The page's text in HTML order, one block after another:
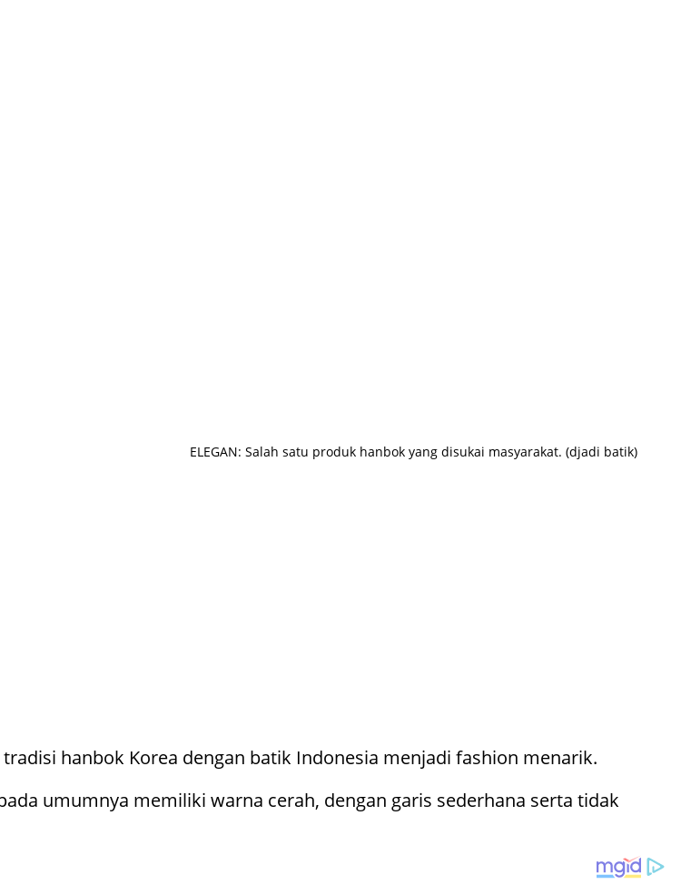
ELEGAN: Salah satu produk hanbok yang disukai masyarakat. (djadi batik)
hanbok Korea dengan batik Indonesia menjadi fashion menarik.
umumnya memiliki warna cerah, dengan garis sederhana serta tidak